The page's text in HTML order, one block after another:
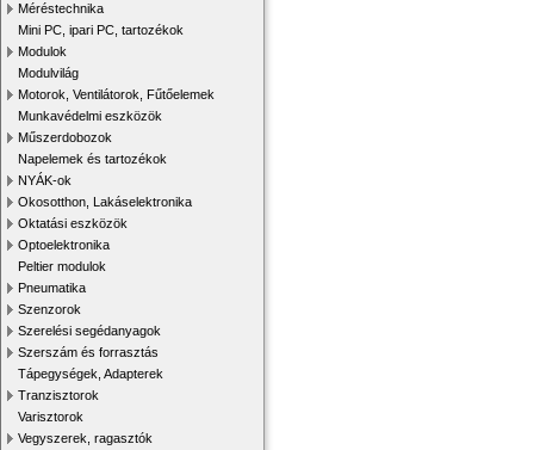
Méréstechnika
Mini PC, ipari PC, tartozékok
Modulok
Modulvilág
Motorok, Ventilátorok, Fűtőelemek
Munkavédelmi eszközök
Műszerdobozok
Napelemek és tartozékok
NYÁK-ok
Okosotthon, Lakáselektronika
Oktatási eszközök
Optoelektronika
Peltier modulok
Pneumatika
Szenzorok
Szerelési segédanyagok
Szerszám és forrasztás
Tápegységek, Adapterek
Tranzisztorok
Varisztorok
Vegyszerek, ragasztók